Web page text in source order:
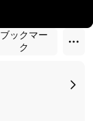
ブックマー
ク